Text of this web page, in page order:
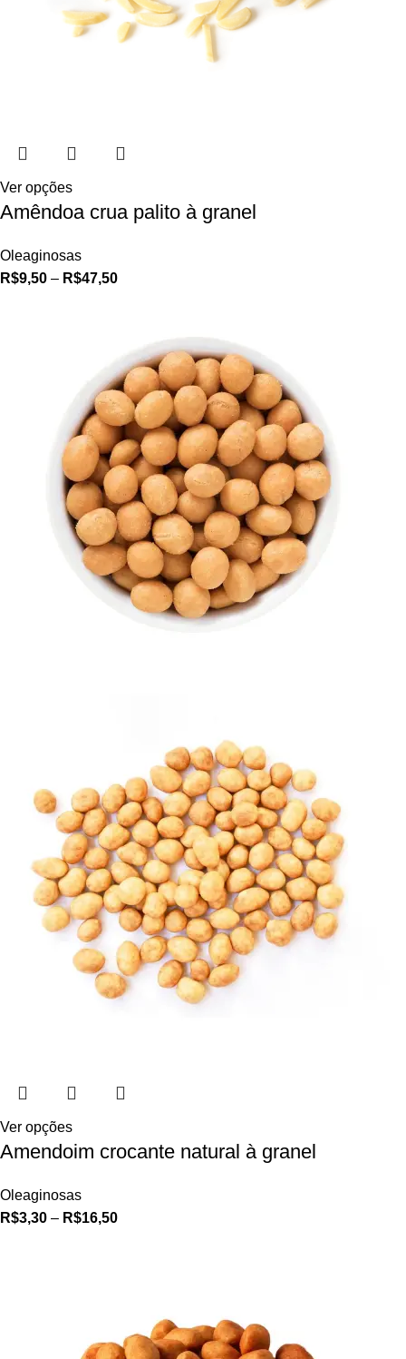
Ver opções
Amêndoa crua palito à granel
Oleaginosas
R$9,50 – R$47,50
Ver opções
Amendoim crocante natural à granel
Oleaginosas
R$3,30 – R$16,50